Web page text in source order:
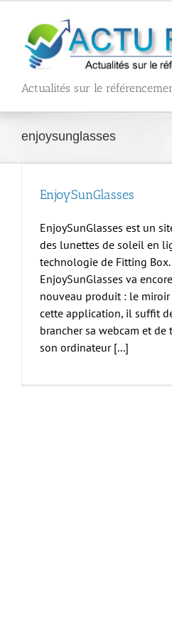
contenu
Actualités sur le
enjoysunglasses
EnjoySunGlasses
EnjoySunGlasses est un
des lunettes de soleil en
technologie de Fitting Box.
EnjoySunGlasses va
nouveau produit : le
cette application, il suffit
brancher sa webcam et
son ordinateur [...]